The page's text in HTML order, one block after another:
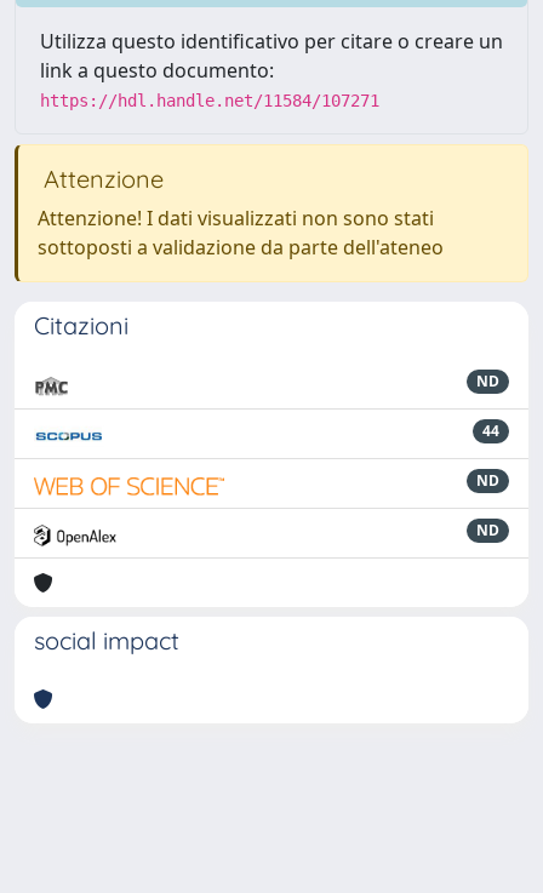
Utilizza questo identificativo per citare o creare un
link a questo documento:
https://hdl.handle.net/11584/107271
Attenzione
Attenzione! I dati visualizzati non sono stati
sottoposti a validazione da parte dell'ateneo
Citazioni
ND
44
ND
ND
social impact